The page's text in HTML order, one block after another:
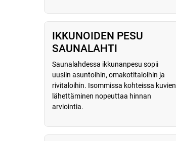
IKKUNOIDEN PESU
SAUNALAHTI
Saunalahdessa ikkunanpesu sopii
uusiin asuntoihin, omakotitaloihin ja
rivitaloihin. Isommissa kohteissa kuvien
lähettäminen nopeuttaa hinnan
arviointia.